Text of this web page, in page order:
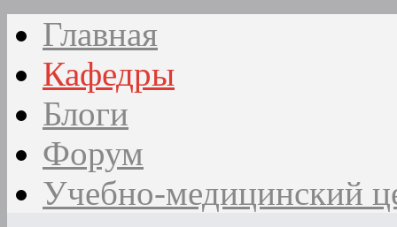
Главная
Кафедры
Блоги
Форум
Учебно-медицинский